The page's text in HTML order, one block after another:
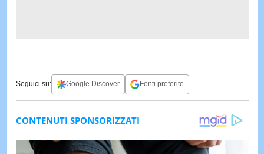
Seguici su: Google Discover Fonti preferite